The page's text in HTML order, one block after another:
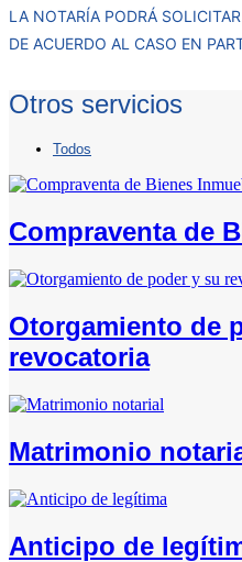
LA NOTARÍA PODRÁ
DE ACUERDO AL CASO EN
Otros servicios
Todos
Compraventa de
Otorgamiento de
revocatoria
Matrimonio
Anticipo de